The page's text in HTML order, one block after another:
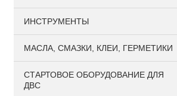
ИНСТРУМЕНТЫ
МАСЛА, СМАЗКИ, КЛЕИ, ГЕРМЕТИКИ
СТАРТОВОЕ ОБОРУДОВАНИЕ ДЛЯ
ДВС